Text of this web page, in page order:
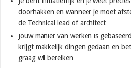
doorhakken en wanneer je moet
de Technical lead of architect
Jouw manier van werken is
krijgt makkelijk dingen gedaan en
graag wil bereiken